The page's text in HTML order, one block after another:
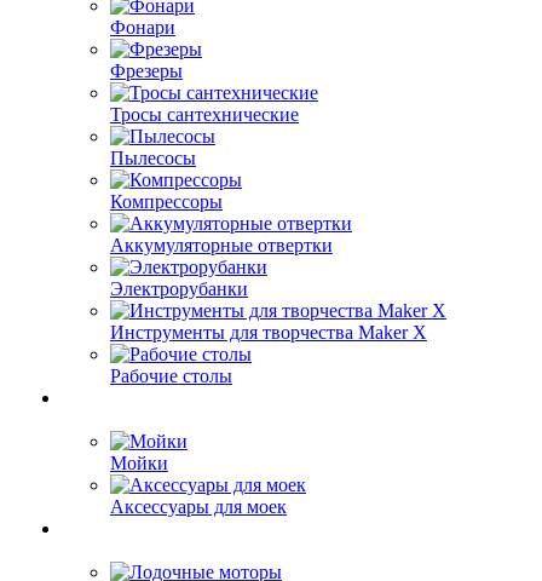
Фонари
Фрезеры
Тросы сантехнические
Пылесосы
Компрессоры
Аккумуляторные отвертки
Электрорубанки
Инструменты для творчества Maker X
Рабочие столы
Мойки
Аксессуары для моек